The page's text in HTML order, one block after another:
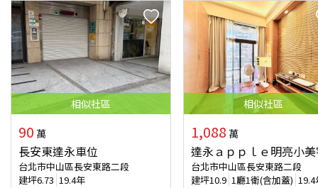
相似社區
90 萬
長安東達永車位
台北市中山區長安東路二段
建坪6.73 19.4年
相似社區
1,088 萬
達永ａｐｐｌｅ明亮小
台北市中山區長安東路二段
建坪10.9 1廳1衛(含加蓋) 19.4